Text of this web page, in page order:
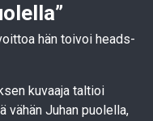
hän toivoi heads-
kuvaaja taltioi
vähän Juhan puolella,